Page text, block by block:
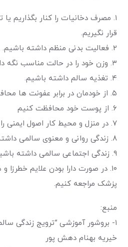
۱. مصرف دخانیات را کنار بگذاریم
قرار نگیریم.
۲. فعالیت بدنی منظم داشته باشیم.
۳. وزن خود را در حالت مناسب نگه داریم.
۴. تغذیه سالم داشته باشیم.
۵. از خودمان در برابر عفونت ها محافظت کنیم.
۶. از پوست خود محافظت کنیم
۷. در منزل و محیط کار اصول ایمنی را رعایت کنیم.
۸. زندگی روانی و معنوی سالمی داشته باشیم.
۹. زندگی اجتماعی سالمی داشته باشیم
۱۰. در صورت دارا بودن علایم
پزشک مراجعه کنیم.
منبع:
۱- بروشور آموزشی “ترویج زندگی
خیریه بهنام دهش پور